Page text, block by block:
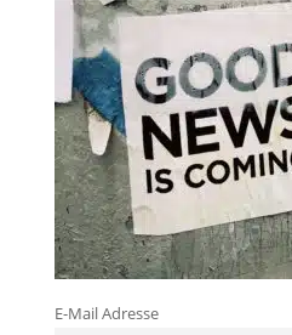
E-Mail Adresse